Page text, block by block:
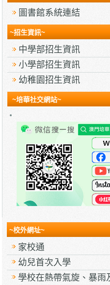
圖書館系統連結
~招生資訊~
中學部招生資訊
小學部招生資訊
幼稚園招生資訊
~培華社交網站~
~校外網址~
家校通
幼兒首次入學
學校在熱帶氣旋、暴雨